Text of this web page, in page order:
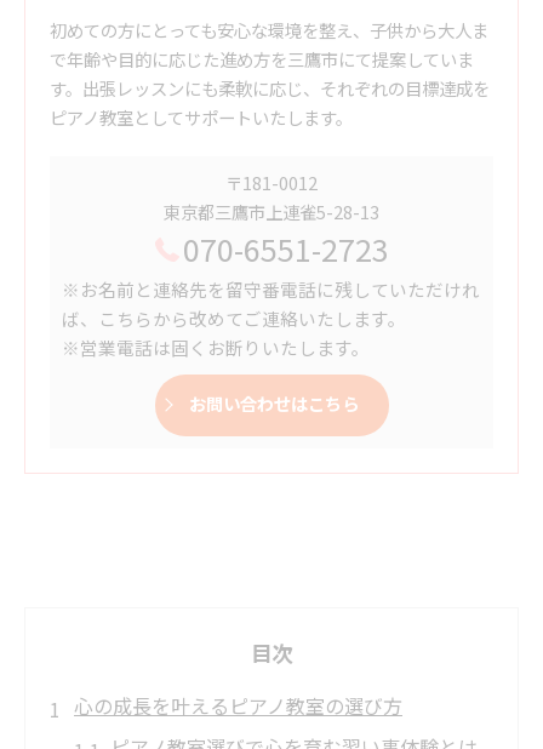
初めての方にとっても安心な環境を整え、子供から大人ま
で年齢や目的に応じた進め方を三鷹市にて提案していま
す。出張レッスンにも柔軟に応じ、それぞれの目標達成を
ピアノ教室としてサポートいたします。
〒181-0012
東京都三鷹市上連雀5-28-13
070-6551-2723
※お名前と連絡先を留守番電話に残していただけれ
ば、こちらから改めてご連絡いたします。
※営業電話は固くお断りいたします。
お問い合わせはこちら
目次
心の成長を叶えるピアノ教室の選び方